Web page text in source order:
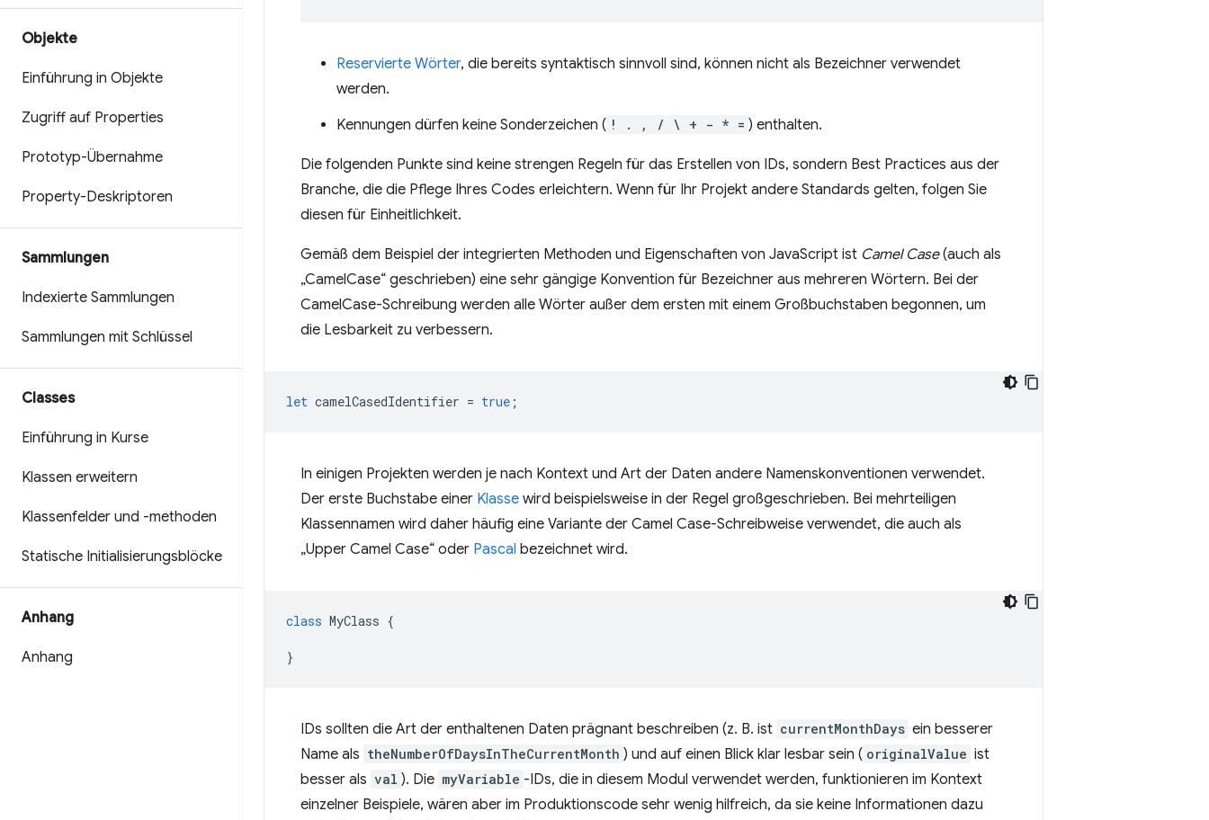
Objekte
Einführung in Objekte
Zugriff auf Properties
Prototyp-Übernahme
Property-Deskriptoren
Sammlungen
Indexierte Sammlungen
Sammlungen mit Schlüssel
Classes
Einführung in Kurse
Klassen erweitern
Klassenfelder und -methoden
Statische Initialisierungsblöcke
Anhang
Anhang
Reservierte Wörter, die bereits syntaktisch sinnvoll sind, können nicht als Bezeichner verwendet
werden.
Kennungen dürfen keine Sonderzeichen ( ! . , / \ + - * = ) enthalten.
Die folgenden Punkte sind keine strengen Regeln für das Erstellen von IDs, sondern Best Practices aus der
Branche, die die Pflege Ihres Codes erleichtern. Wenn für Ihr Projekt andere Standards gelten, folgen Sie
diesen für Einheitlichkeit.
Gemäß dem Beispiel der integrierten Methoden und Eigenschaften von JavaScript ist Camel Case(auch als
„CamelCase“ geschrieben) eine sehr gängige Konvention für Bezeichner aus mehreren Wörtern. Bei der
CamelCase-Schreibung werden alle Wörter außer dem ersten mit einem Großbuchstaben begonnen, um
die Lesbarkeit zu verbessern.
let camelCasedIdentifier = true ;
In einigen Projekten werden je nach Kontext und Art der Daten andere Namenskonventionen verwendet.
Der erste Buchstabe einer Klasse wird beispielsweise in der Regel großgeschrieben. Bei mehrteiligen
Klassennamen wird daher häufig eine Variante der Camel Case-Schreibweise verwendet, die auch als
„Upper Camel Case“ oder Pascal bezeichnet wird.
class MyClass {
}
IDs sollten die Art der enthaltenen Daten prägnant beschreiben (z. B. ist currentMonthDays ein besserer
Name als theNumberOfDaysInTheCurrentMonth ) und auf einen Blick klar lesbar sein ( originalValue ist
besser als val ). Die myVariable -IDs, die in diesem Modul verwendet werden, funktionieren im Kontext
einzelner Beispiele, wären aber im Produktionscode sehr wenig hilfreich, da sie keine Informationen dazu